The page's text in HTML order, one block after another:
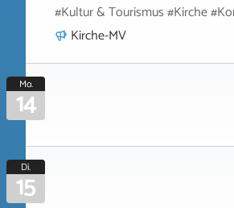
#Kultur & Tourismus #Kirche
Kirche-MV
Mo.
14
Di.
15